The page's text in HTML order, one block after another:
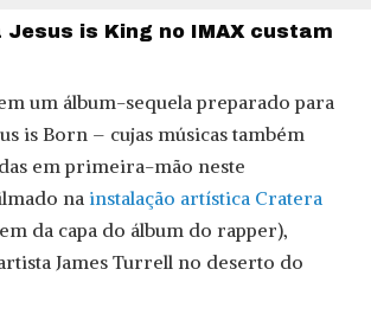
is King no IMAX custam
um álbum-sequela preparado para
is Born – cujas músicas também
em primeira-mão neste
na instalação artística Cratera
da capa do álbum do rapper),
James Turrell no deserto do